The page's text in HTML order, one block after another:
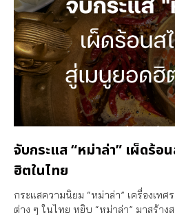
จับกระแส “หม่าล่า” เผ็ดร้อ
ฮิตในไทย
กระแสความนิยม “หม่าล่า” เครื่องเท
ต่าง ๆ ในไทย หยิบ “หม่าล่า” มาสร้าง